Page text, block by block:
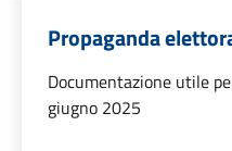
Propaganda
Documentazione utile
giugno 2025